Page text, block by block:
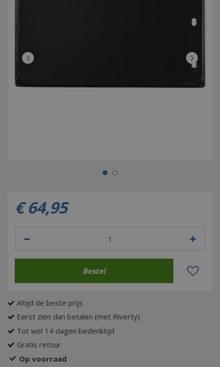
€ 64,95
Altijd de beste prijs
Eerst zien dan betalen (met Riverty)
Tot wel 14 dagen bedenktijd
Gratis retour
Op voorraad